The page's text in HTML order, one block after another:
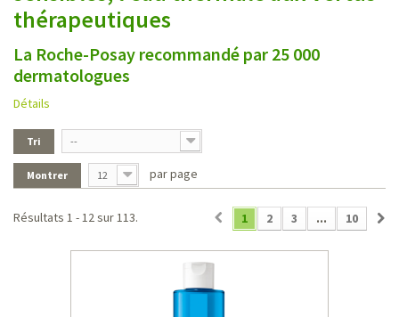
thérapeutiques
La Roche-Posay recommandé par 25 000
dermatologues
Détails
Tri --
Montrer 12 par page
1 2 3 ... 10
Résultats 1 - 12 sur 113.